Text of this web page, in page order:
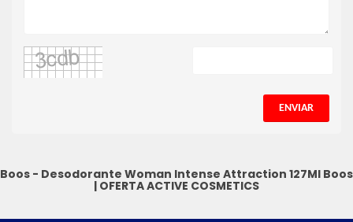
ENVIAR
Boos - Desodorante Woman Intense Attraction 127Ml Boos
| OFERTA ACTIVE COSMETICS